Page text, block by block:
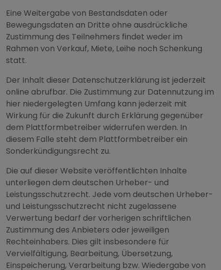
Eine Weitergabe von Bestandsdaten oder
Bewegungsdaten an Dritte ohne ausdrückliche
Zustimmung des Teilnehmers findet weder im
Rahmen von Verkauf, Miete, Leihe noch Schenkung
statt.
Der Inhalt dieser Datenschutzerklärung ist jederzeit
online abrufbar. Die Zustimmung zur Datennutzung im
hier niedergelegten Umfang kann jederzeit mit
Wirkung für die Zukunft durch Erklärung gegenüber
dem Plattformbetreiber widerrufen werden. In
diesem Falle steht dem Plattformbetreiber ein
Sonderkündigungsrecht zu.
Die auf dieser Website veröffentlichten Inhalte
unterliegen dem deutschen Urheber- und
Leistungsschutzrecht. Jede vom deutschen Urheber-
und Leistungsschutzrecht nicht zugelassene
Verwertung bedarf der vorherigen schriftlichen
Zustimmung des Anbieters oder jeweiligen
Rechteinhabers. Dies gilt insbesondere für
Vervielfältigung, Bearbeitung, Übersetzung,
Einspeicherung, Verarbeitung bzw. Wiedergabe von